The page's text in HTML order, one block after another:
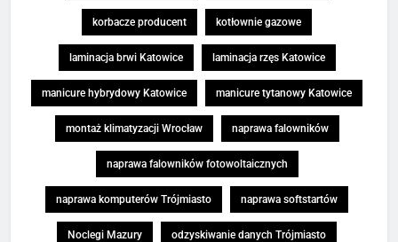
korbacze producent kotłownie gazowe
laminacja brwi Katowice laminacja rzęs Katowice
manicure hybrydowy Katowice manicure tytanowy Katowice
montaż klimatyzacji Wrocław naprawa falowników
naprawa falowników fotowoltaicznych
naprawa komputerów Trójmiasto naprawa softstartów
Noclegi Mazury odzyskiwanie danych Trójmiasto